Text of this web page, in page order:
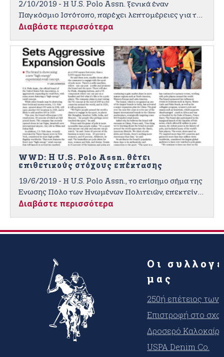
2/10/2019 - Η U.S. Polo Assn. ξενικά έναν
Παγκόσμιο Ιστότοπο, παρέχει λεπτομέρειες για το
πρόγραμμα ανάπτυξής της. Ο νέος ιστότοπος θα
και θα ξεκινήσει μια διεθνή στρατηγική ανάπτυξης
σε 180 χώρες.
Διαβάστε περισσότερα
WWD: Η U.S. Polo Assn. θέτει
επιθετικούς στόχους επέκτασης
19/6/2019 - Η U.S. Polo Assn., το επίσημο σήμα της
Ένωσης Πόλο των Ηνωμένων Πολιτειών, επεκτείνει
επιθετικά τον στόλο λιανικής της, με ορισμένα
Διαβάστε περισσότερα
Οι
μας
250ή επέτειος
Επιστροφή στο
Δροσερό Καλοκαίρι
USPA Denim Co.